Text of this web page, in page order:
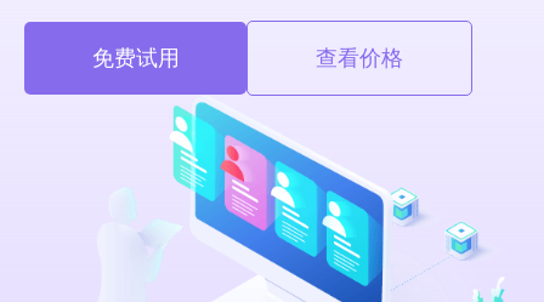
免费试用 查看价格